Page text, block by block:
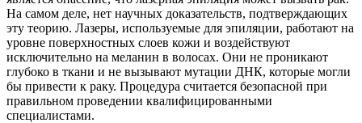
На самом деле, нет научных доказательств, подтверждающих
эту теорию. Лазеры, используемые для эпиляции, работают на
уровне поверхностных слоев кожи и воздействуют
исключительно на меланин в волосах. Они не проникают
глубоко в ткани и не вызывают мутации ДНК, которые могли
бы привести к раку. Процедура считается безопасной при
правильном проведении квалифицированными
специалистами.